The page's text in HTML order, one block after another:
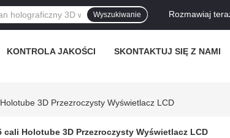
Rozmawiaj
Wyszukiwanie
KONTROLA JAKOŚCI SKONTAKTUJ SIĘ Z NAMI
3D Przezroczysty Wyświetlacz LCD
Holotube 3D Przezroczysty Wyświetlacz LCD